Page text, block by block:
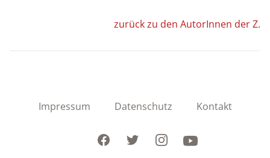
zurück zu den AutorInnen der Z.
Impressum Datenschutz Kontakt
FacebookTwitterInstagramYoutube